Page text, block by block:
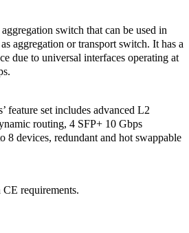
switch that can be used in
aggregation or transport switch. It has a
due to universal interfaces operating at
feature set includes advanced L2
routing, 4 SFP+ 10 Gbps
8 devices, redundant and hot swappable
requirements.